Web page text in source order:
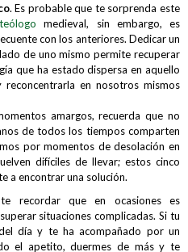
. Es probable que te sorprenda este
teólogo medieval, sin embargo, es
con los anteriores. Dedicar un
de uno mismo permite recuperar
que ha estado dispersa en aquello
en nosotros mismos
amargos, recuerda que no
de todos los tiempos comparten
por momentos de desolación en
difíciles de llevar; estos cinco
a encontrar una solución.
recordar que en ocasiones es
situaciones complicadas. Si tu
día y te ha acompañado por un
el apetito, duermes de más y te